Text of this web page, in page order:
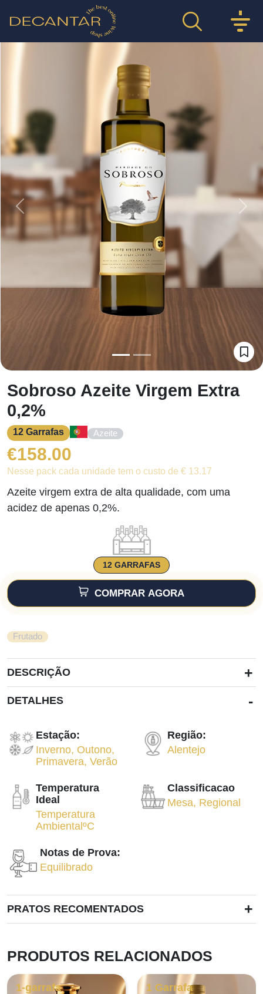
Previous
Sobroso Azeite Virgem Extra
0,2%
12 Garrafas Azeite
€158.00
Nesse pack cada unidade tem o custo de € 13.17
Azeite virgem extra de alta qualidade, com uma
acidez de apenas 0,2%.
12 GARRAFAS
COMPRAR AGORA
Frutado
DESCRIÇÃO +
DETALHES -
Estação:
Inverno, Outono,
Primavera,Verão
Região:
Alentejo
Temperatura
Ideal
Temperatura
AmbientalºC
Classificacao
Mesa, Regional
Notas de Prova:
Equilibrado
PRATOS RECOMENTADOS +
PRODUTOS RELACIONADOS
1-garrafa
1 Garrafa